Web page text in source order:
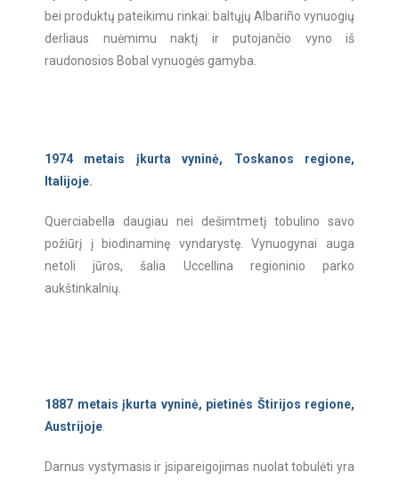
bei produktų pateikimu rinkai: baltųjų Albariño vynuogių
derliaus nuėmimu naktį ir putojančio vyno iš
raudonosios Bobal vynuogės gamyba.
1974 metais įkurta vyninė, Toskanos regione,
Italijoje.
Querciabella daugiau nei dešimtmetį tobulino savo
požiūrį į biodinaminę vyndarystę. Vynuogynai auga
netoli jūros, šalia Uccellina regioninio parko
aukštinkalnių.
1887 metais įkurta vyninė, pietinės Štirijos regione,
Austrijoje
Darnus vystymasis ir įsipareigojimas nuolat tobulėti yra